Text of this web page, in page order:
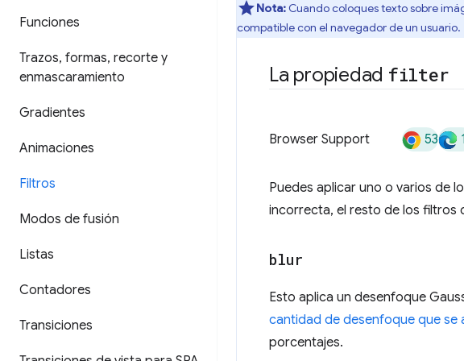
Funciones
Trazos, formas, recorte y
enmascaramiento
Gradientes
Animaciones
Filtros
Modos de fusión
Listas
Contadores
Transiciones
Nota: Cuando coloques texto sobre
compatible con el navegador de un usuario.
La propiedad filter
Browser Support 53
Puedes aplicar uno o varios de
incorrecta, el resto de los filtros
blur
Esto aplica un desenfoque
cantidad de desenfoque que se
porcentajes.